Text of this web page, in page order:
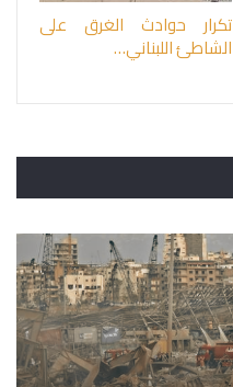
تكرار حوادث الغرق على
الشاطئ اللبناني…